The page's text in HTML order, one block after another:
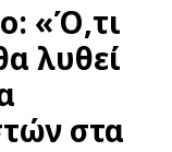
«Ό,τι
λυθεί
στα